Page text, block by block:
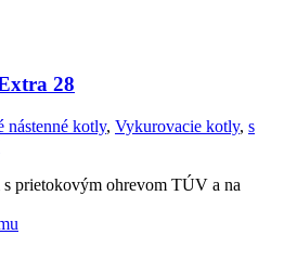
28
nástenné kotly, Vykurovacie kotly, s
prietokovým ohrevom TÚV a na